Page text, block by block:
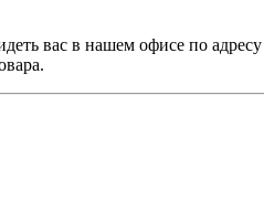
вас в нашем офисе по